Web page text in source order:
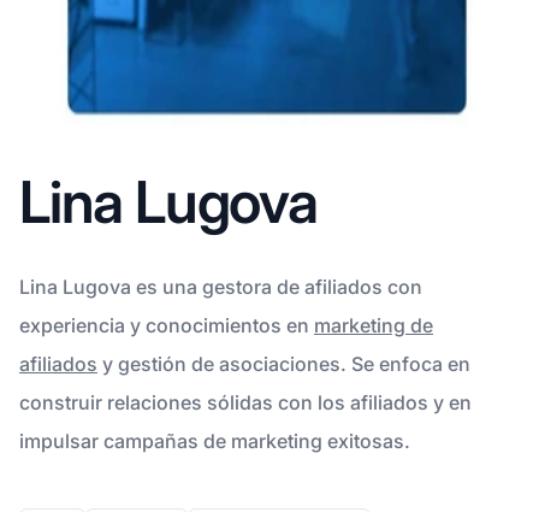
Lina Lugova
Lina Lugova es una gestora de afiliados con
experiencia y conocimientos en marketing de
afiliados y gestión de asociaciones. Se enfoca en
construir relaciones sólidas con los afiliados y en
impulsar campañas de marketing exitosas.